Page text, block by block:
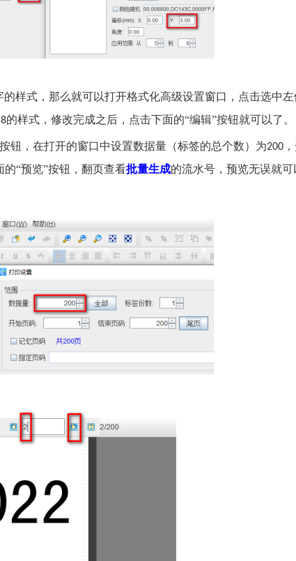
的样式，那么就可以打开格式化高级设置窗口，点击选中左
的样式，修改完成之后，点击下面的“编辑”按钮就可以了。
钮，在打开的窗口中设置数据量（标签的总个数）为200
的“预览”按钮，翻页查看批量生成的流水号，预览无误就可